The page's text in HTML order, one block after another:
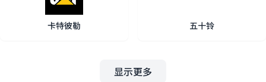
卡特彼勒 五十铃
显示更多